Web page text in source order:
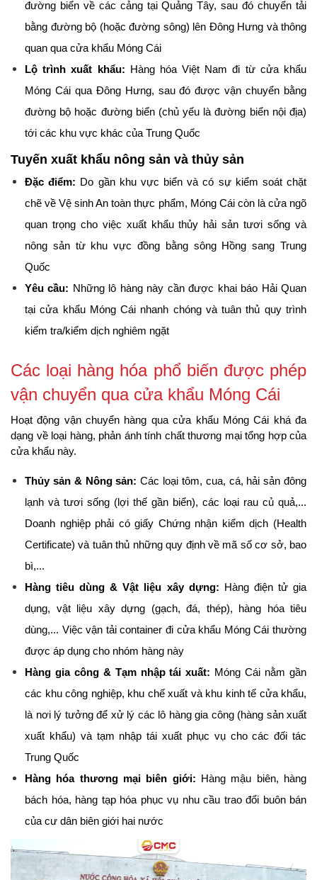
đường biển về các cảng tại Quảng Tây, sau đó chuyển tải
bằng đường bộ (hoặc đường sông) lên Đông Hưng và thông
quan qua cửa khẩu Móng Cái
Lộ trình xuất khẩu: Hàng hóa Việt Nam đi từ cửa khẩu
Móng Cái qua Đông Hưng, sau đó được vận chuyển bằng
đường bộ hoặc đường biển (chủ yếu là đường biển nội địa)
tới các khu vực khác của Trung Quốc
Tuyến xuất khẩu nông sản và thủy sản
Đặc điểm: Do gần khu vực biển và có sự kiểm soát chặt
chẽ về Vệ sinh An toàn thực phẩm, Móng Cái còn là cửa ngõ
quan trọng cho việc xuất khẩu thủy hải sản tươi sống và
nông sản từ khu vực đồng bằng sông Hồng sang Trung
Quốc
Yêu cầu: Những lô hàng này cần được khai báo Hải Quan
tại cửa khẩu Móng Cái nhanh chóng và tuân thủ quy trình
kiểm tra/kiểm dịch nghiêm ngặt
Các loại hàng hóa phổ biến được phép
vận chuyển qua cửa khẩu Móng Cái
Hoạt động vận chuyển hàng qua cửa khẩu Móng Cái khá đa
dạng về loại hàng, phản ánh tính chất thương mại tổng hợp của
cửa khẩu này.
Thủy sản & Nông sản: Các loại tôm, cua, cá, hải sản đông
lạnh và tươi sống (lợi thế gần biển), các loại rau củ quả,...
Doanh nghiệp phải có giấy Chứng nhận kiểm dịch (Health
Certificate) và tuân thủ những quy định về mã số cơ sở, bao
bì,...
Hàng tiêu dùng & Vật liệu xây dựng: Hàng điện tử gia
dụng, vật liệu xây dựng (gạch, đá, thép), hàng hóa tiêu
dùng,... Việc vận tải container đi cửa khẩu Móng Cái thường
được áp dụng cho nhóm hàng này
Hàng gia công & Tạm nhập tái xuất: Móng Cái nằm gần
các khu công nghiệp, khu chế xuất và khu kinh tế cửa khẩu,
là nơi lý tưởng để xử lý các lô hàng gia công (hàng sản xuất
xuất khẩu) và tạm nhập tái xuất phục vụ cho các đối tác
Trung Quốc
Hàng hóa thương mại biên giới: Hàng mậu biên, hàng
bách hóa, hàng tạp hóa phục vụ nhu cầu trao đổi buôn bán
của cư dân biên giới hai nước